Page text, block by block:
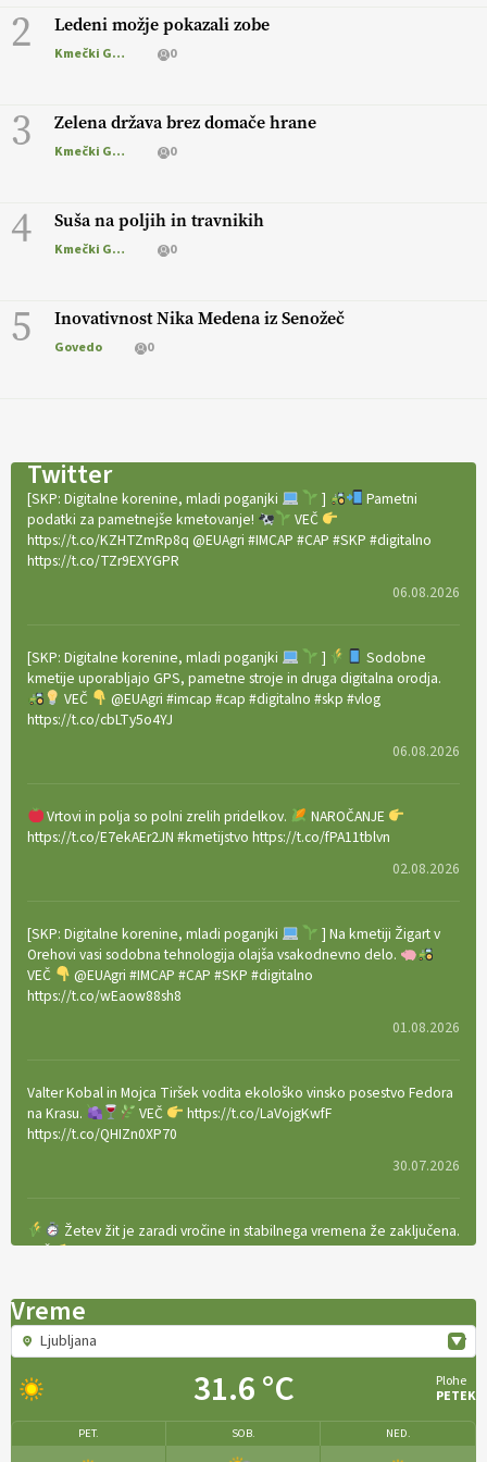
2 Ledeni možje pokazali zobe
Kmečki Glas 0
3 Zelena država brez domače hrane
Kmečki Glas 0
4 Suša na poljih in travnikih
Kmečki Glas 0
5 Inovativnost Nika Medena iz Senožeč
Govedo 0
Twitter
[SKP: Digitalne korenine, mladi poganjki ]
Pametni
podatki za pametnejše kmetovanje!
VEČ
https://t.co/KZHTZmRp8q @EUAgri #IMCAP #CAP #SKP #digitalno
https://t.co/TZr9EXYGPR
06.08.2026
[SKP: Digitalne korenine, mladi poganjki ]
Sodobne
kmetije uporabljajo GPS, pametne stroje in druga digitalna orodja.
VEČ
@EUAgri #imcap #cap #digitalno #skp #vlog
https://t.co/cbLTy5o4YJ
06.08.2026
Vrtovi in polja so polni zrelih pridelkov.
NAROČANJE
https://t.co/E7ekAEr2JN #kmetijstvo https://t.co/fPA11tblvn
02.08.2026
[SKP: Digitalne korenine, mladi poganjki
] Na kmetiji Žigart v
Orehovi vasi sodobna tehnologija olajša vsakodnevno delo.
VEČ
@EUAgri #IMCAP #CAP #SKP #digitalno
https://t.co/wEaow88sh8
01.08.2026
Valter Kobal in Mojca Tiršek vodita ekološko vinsko posestvo Fedora
na Krasu.
VEČ
https://t.co/LaVojgKwfF
https://t.co/QHIZn0XP70
30.07.2026
Žetev žit je zaradi vročine in stabilnega vremena že zaključena.
VEČ
https://t.co/bBWaIz6Hhh https://t.co/TtKoOF5ENS
[EKOloško = LOGIČNO
Ameriške borovnice so odlična izbira za
#IMCAP #CAP https://t.co/tQd9tB1THk
22.07.2026
Vreme
Ljubljana
31.6 °C
Plohe
PETEK
PET. SOB. NED.